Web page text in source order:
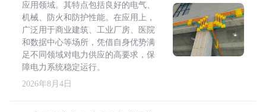
应用领域。其特点包括良好的电气、
机械、防火和防护性能。在应用上，
广泛用于商业建筑、工业厂房、医院
和数据中心等场所，凭借自身优势满
足不同领域对电力供应的高要求，保
障电力系统稳定运行。
2026年8月4日